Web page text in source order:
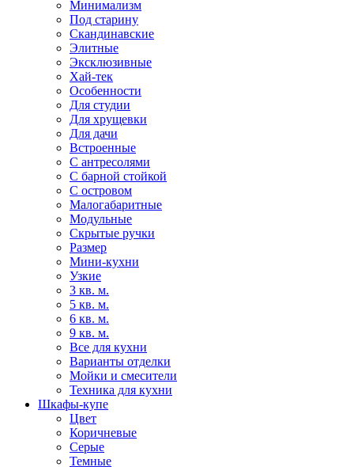
Минимализм
Под старину
Скандинавские
Элитные
Эксклюзивные
Хай-тек
Особенности
Для студии
Для хрущевки
Для дачи
Встроенные
С антресолями
С барной стойкой
С островом
Малогабаритные
Модульные
Скрытые ручки
Размер
Мини-кухни
Узкие
3 кв. м.
5 кв. м.
6 кв. м.
9 кв. м.
Все для кухни
Варианты отделки
Мойки и смесители
Техника для кухни
Шкафы-купе
Цвет
Коричневые
Серые
Темные